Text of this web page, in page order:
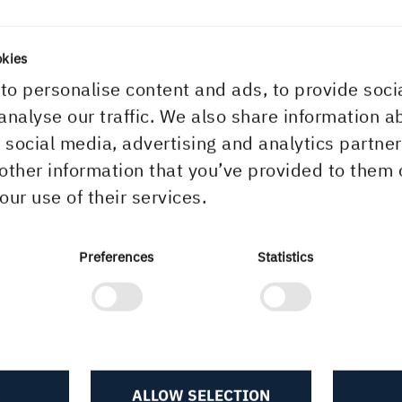
personalise content and ads, to provide
our traffic. We also share information
media, advertising and analytics
information that you’ve provided to them
use of their services.
Preferences Statistics
ALLOW SELECTION
Inbjudan press- och analytikerkonferens 28 april